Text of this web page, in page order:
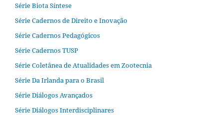
Série Biota Síntese
Série Cadernos de Direito e Inovação
Série Cadernos Pedagógicos
Série Cadernos TUSP
Série Coletânea de Atualidades em Zootecnia
Série Da Irlanda para o Brasil
Série Diálogos Avançados
Série Diálogos Interdisciplinares